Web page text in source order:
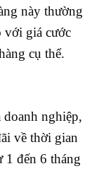
này thường
với giá cước
cụ thể.
doanh nghiệp,
về thời gian
1 đến 6 tháng